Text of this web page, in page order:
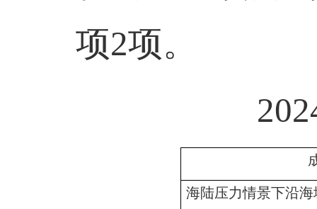
项2项。
海陆压力情景下沿